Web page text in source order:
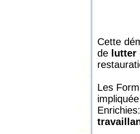
Cette
de
Les
Enrichies: